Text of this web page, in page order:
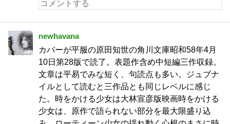
newhavana
カバーが平服の原田知世の角川文庫昭和58年4月
10日第28版で読了。表題作含め中短編三作収録。
文章は平易でみな短く、句読点も多い。ジュブナ
イルとして読むと三作品とも同じレベルに感じ
た。時をかける少女は大林宣彦版映画時をかける
少女は、原作で語られない部分を最大限盛り込